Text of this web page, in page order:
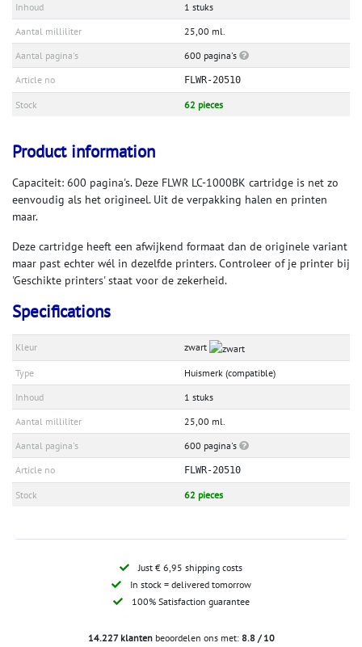
Inhoud
1 stuks
Aantal milliliter
25,00 ml.
Aantal pagina's
600 pagina's
Article no
FLWR-20510
Stock 62 pieces
Product information
Capaciteit: 600 pagina's. Deze FLWR LC-1000BK cartridge is net zo
eenvoudig als het origineel. Uit de verpakking halen en printen
maar.
Deze cartridge heeft een afwijkend formaat dan de originele variant
maar past echter wél in dezelfde printers. Controleer of je printer bij
'Geschikte printers' staat voor de zekerheid.
Specifications
Kleur zwart
Type
Huismerk (compatible)
Inhoud
1 stuks
Aantal milliliter
25,00 ml.
Aantal pagina's
600 pagina's
Article no
FLWR-20510
Stock 62 pieces
Just € 6,95 shipping costs
In stock = delivered tomorrow
100% Satisfaction guarantee
14.227 klantenbeoordelen ons met: 8.8 / 10